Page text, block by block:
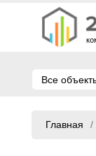
Все
Главная